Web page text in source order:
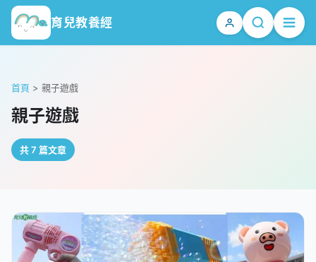
育兒教養經
首頁 > 親子遊戲
親子遊戲
共 7 篇文章